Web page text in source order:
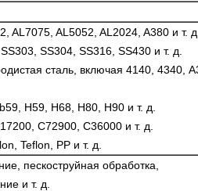
AL5052, AL2024, A380 и т. д.
SS304, SS316, SS430 и т. д.
сталь, включая 4140, 4340,
H59, H68, H80, H90 и т. д.
C72900, C36000 и т. д.
Teflon, PP и т. д.
пескоструйная обработка,
и т. д.